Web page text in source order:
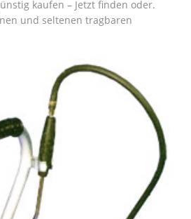
kaufen – Jetzt finden oder.
und seltenen tragbaren